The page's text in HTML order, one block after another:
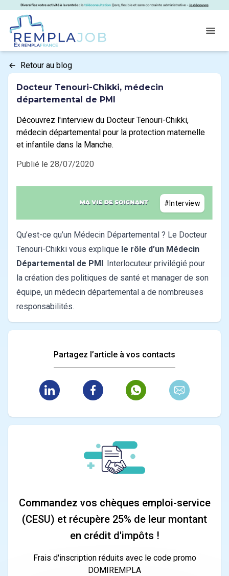
RemplaJob
Retour au blog
Docteur Tenouri-Chikki, médecin
départemental de PMI
Découvrez l'interview du Docteur Tenouri-Chikki,
médecin départemental pour la protection maternelle
et infantile dans la Manche.
Publié le 28/07/2020
#Interview
Qu’est-ce qu’un Médecin Départemental ? Le Docteur
Tenouri-Chikki vous explique le rôle d’un Médecin
Départemental de PMI . Interlocuteur privilégié pour
la création des politiques de santé et manager de son
équipe, un médecin départemental a de nombreuses
responsabilités.
Partagez l’article à vos contacts
Commandez vos chèques emploi-service
(CESU) et récupère 25% de leur montant
en crédit d'impôts !
Frais d'inscription réduits avec le code promo
DOMIREMPLA
Panneau de gestion des cookies